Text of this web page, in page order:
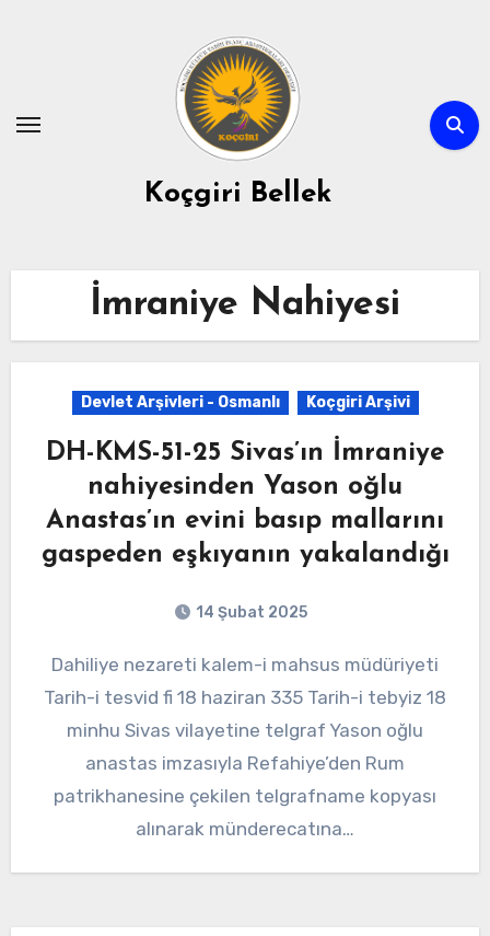
Koçgiri Bellek
İmraniye Nahiyesi
Devlet Arşivleri - Osmanlı Koçgiri Arşivi
DH-KMS-51-25 Sivas’ın İmraniye
nahiyesinden Yason oğlu
Anastas’ın evini basıp mallarını
gaspeden eşkıyanın yakalandığı
14 Şubat 2025
Dahiliye nezareti kalem-i mahsus müdüriyeti
Tarih-i tesvid fi 18 haziran 335 Tarih-i tebyiz 18
minhu Sivas vilayetine telgraf Yason oğlu
anastas imzasıyla Refahiye’den Rum
patrikhanesine çekilen telgrafname kopyası
alınarak münderecatına…